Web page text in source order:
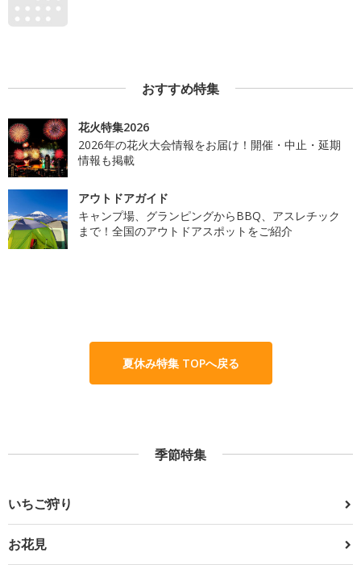
おすすめ特集
花火特集2026
2026年の花火大会情報をお届け！開催・中止・延期
情報も掲載
アウトドアガイド
キャンプ場、グランピングからBBQ、アスレチック
まで！全国のアウトドアスポットをご紹介
夏休み特集 TOPへ戻る
季節特集
いちご狩り
お花見